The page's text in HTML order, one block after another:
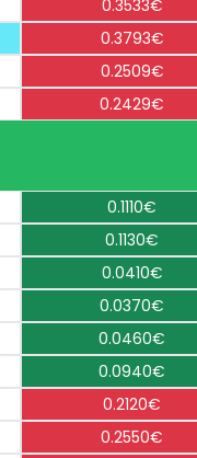
0.3533€
0.3793€
0.2509€
0.2429€
0.1110€
0.1130€
0.0410€
0.0370€
0.0460€
0.0940€
0.2120€
0.2550€